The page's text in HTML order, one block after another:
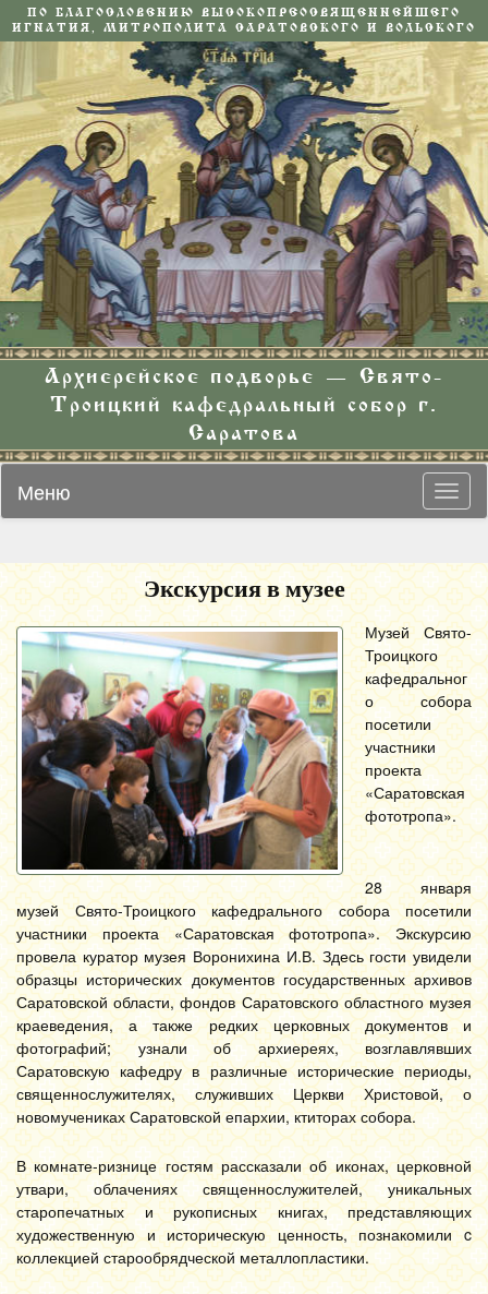
ПО БЛАГОСЛОВЕНИЮ ВЫСОКОПРЕОСВЯЩЕННЕЙШЕГО
ИГНАТИЯ, МИТРОПОЛИТА САРАТОВСКОГО И ВОЛЬСКОГО
Архиерейское подворье — Свято-
Троицкий кафедральный собор г.
Саратова
Меню
Экскурсия в музее
Музей Свято-
Троицкого
кафедральног
о собора
посетили
участники
проекта
«Саратовская
фототропа».
28 января
музей Свято-Троицкого кафедрального собора посетили
участники проекта «Саратовская фототропа». Экскурсию
провела куратор музея Воронихина И.В. Здесь гости увидели
образцы исторических документов государственных архивов
Саратовской области, фондов Саратовского областного музея
краеведения, а также редких церковных документов и
фотографий; узнали об архиереях, возглавлявших
Саратовскую кафедру в различные исторические периоды,
священнослужителях, служивших Церкви Христовой, о
новомучениках Саратовской епархии, ктиторах собора.
В комнате-ризнице гостям рассказали об иконах, церковной
утвари, облачениях священнослужителей, уникальных
старопечатных и рукописных книгах, представляющих
художественную и историческую ценность, познакомили c
коллекцией старообрядческой металлопластики.